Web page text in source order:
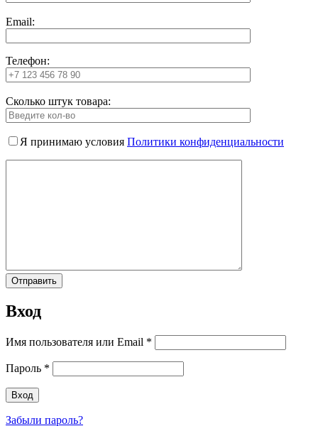
Email:
Телефон:
Сколько штук товара:
Я принимаю условия Политики конфиденциальности
Вход
Имя пользователя или Email *
Пароль *
Забыли пароль?